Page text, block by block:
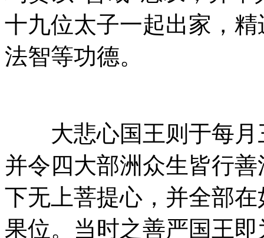
十九位太子一起出家，
法智等功德。
大悲心国王则于每月
并令四大部洲众生皆行
下无上菩提心，并全部
果位。当时之善严国王